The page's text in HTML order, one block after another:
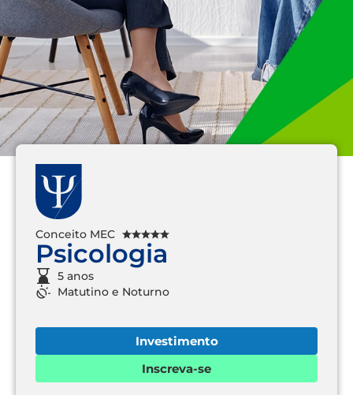
Conceito MEC
Psicologia
5 anos
Matutino e Noturno
Investimento
Inscreva-se